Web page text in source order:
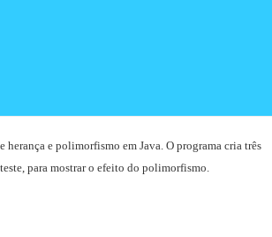
e polimorfismo em Java. O programa cria três
para mostrar o efeito do polimorfismo.